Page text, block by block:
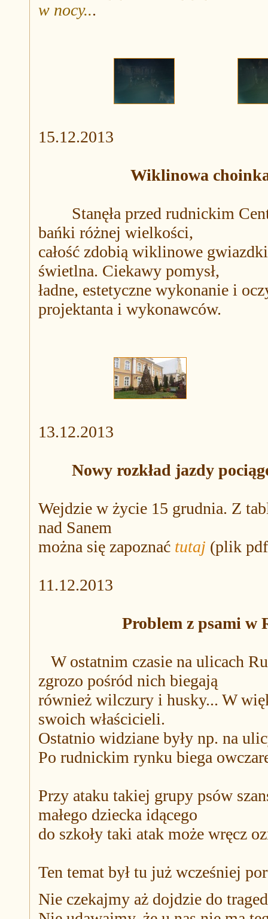
w nocy...
15.12.2013
Wiklinowa
Stanęła przed rudnickim
bańki różnej wielkości,
całość zdobią wiklinowe
świetlna. Ciekawy pomysł,
ładne, estetyczne wykonanie i
projektanta i wykonawców.
13.12.2013
Nowy rozkład jazdy
Wejdzie w życie 15 grudnia. Z
nad Sanem
można się zapoznać tutaj (plik
11.12.2013
Problem z psami w
W ostatnim czasie na ulicach
zgrozo pośród nich biegają
również wilczury i husky... W
swoich właścicieli.
Ostatnio widziane były np. na
Po rudnickim rynku biega
Przy ataku takiej grupy psów
małego dziecka idącego
do szkoły taki atak może wręcz
Ten temat był tu już wcześniej
Nie czekajmy aż dojdzie do